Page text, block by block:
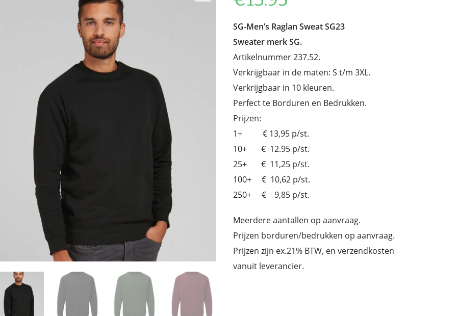
SG-Men’s Raglan Sweat SG23
Sweater merk SG.
Artikelnummer 237.52.
Verkrijgbaar in de maten: S t/m 3XL.
Verkrijgbaar in 10 kleuren.
Perfect te Borduren en Bedrukken.
Prijzen:
1+ € 13,95 p/st.
10+ € 12.95 p/st.
25+ € 11,25 p/st.
100+ € 10,62 p/st.
250+ € 9,85 p/st.
Meerdere aantallen op aanvraag.
Prijzen borduren/bedrukken op aanvraag.
Prijzen zijn ex.21% BTW, en verzendkosten
vanuit leverancier.